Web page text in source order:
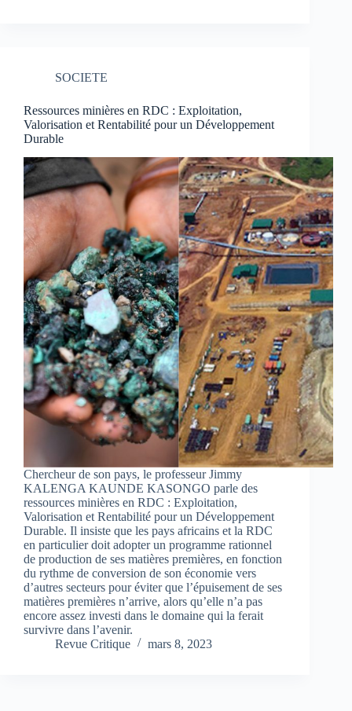
SOCIETE
Ressources minières en RDC : Exploitation,
Valorisation et Rentabilité pour un Développement
Durable
Chercheur de son pays, le professeur Jimmy
KALENGA KAUNDE KASONGO parle des
ressources minières en RDC : Exploitation,
Valorisation et Rentabilité pour un Développement
Durable. Il insiste que les pays africains et la RDC
en particulier doit adopter un programme rationnel
de production de ses matières premières, en fonction
du rythme de conversion de son économie vers
d’autres secteurs pour éviter que l’épuisement de ses
matières premières n’arrive, alors qu’elle n’a pas
encore assez investi dans le domaine qui la ferait
survivre dans l’avenir.
Revue Critique
mars 8, 2023